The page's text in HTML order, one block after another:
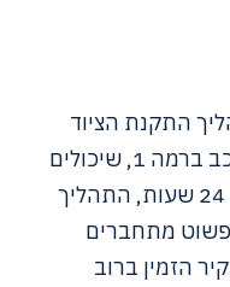
התקנת הציוד
יכול להתחיל. עבור מטענים לרכב ברמה 1, שיכולים
להטעין רכב חשמלי תוך 15 עד 24 שעות, התהליך
מתחברים
של 120 וולט בקיר הזמין ברוב